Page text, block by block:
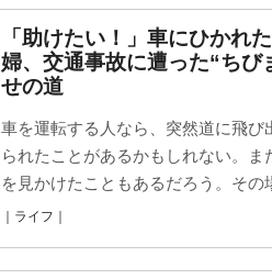
「助けたい！」車にひかれ
婦、交通事故に遭った“ちび
せの道
車を運転する人なら、突然道に飛
られたことがあるかもしれない。
を見かけたこともあるだろう。そ
｜ライフ｜